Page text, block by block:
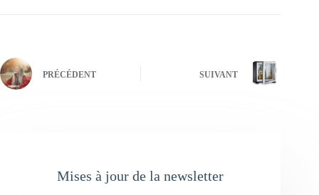
PRÉCÉDENT SUIVANT
Mises à jour de la newsletter